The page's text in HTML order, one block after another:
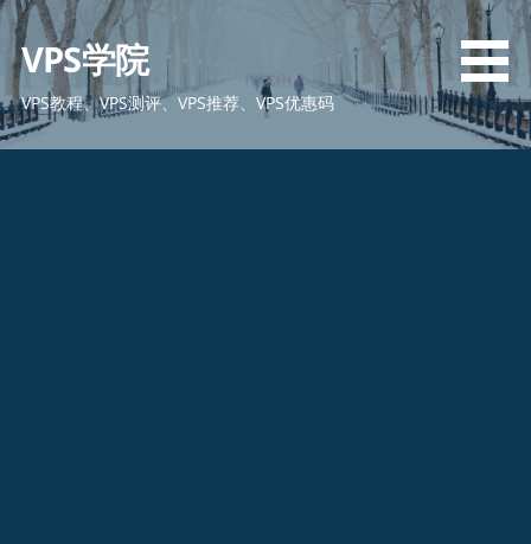
跳
内
容
VPS学院
VPS教程、VPS测评、VPS推荐、VPS优惠码